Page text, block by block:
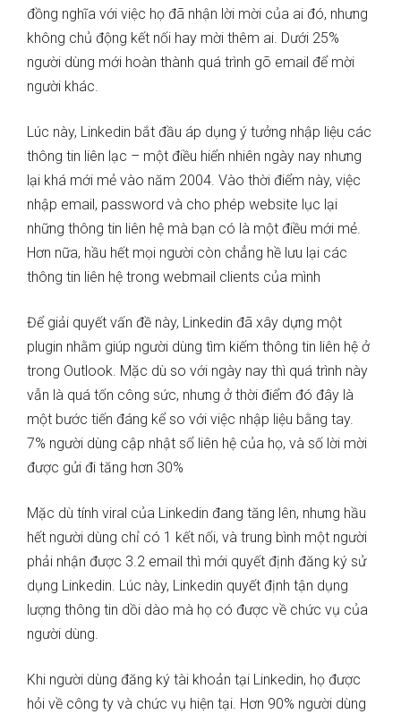
đồng nghĩa với việc họ đã nhận lời mời của ai đó, nhưng
không chủ động kết nối hay mời thêm ai. Dưới 25%
người dùng mới hoàn thành quá trình gõ email để mời
người khác.
Lúc này, Linkedin bắt đầu áp dụng ý tưởng nhập liệu các
thông tin liên lạc – một điều hiển nhiên ngày nay nhưng
lại khá mới mẻ vào năm 2004. Vào thời điểm này, việc
nhập email, password và cho phép website lục lại
những thông tin liên hệ mà bạn có là một điều mới mẻ.
Hơn nữa, hầu hết mọi người còn chẳng hề lưu lại các
thông tin liên hệ trong webmail clients của mình
Để giải quyết vấn đề này, Linkedin đã xây dựng một
plugin nhằm giúp người dùng tìm kiếm thông tin liên hệ ở
trong Outlook. Mặc dù so với ngày nay thì quá trình này
vẫn là quá tốn công sức, nhưng ở thời điểm đó đây là
một bước tiến đáng kể so với việc nhập liệu bằng tay.
7% người dùng cập nhật sổ liên hệ của họ, và số lời mời
được gửi đi tăng hơn 30%
Mặc dù tính viral của Linkedin đang tăng lên, nhưng hầu
hết người dùng chỉ có 1 kết nối, và trung bình một người
phải nhận được 3.2 email thì mới quyết định đăng ký sử
dụng Linkedin. Lúc này, Linkedin quyết định tận dụng
lượng thông tin dồi dào mà họ có được về chức vụ của
người dùng.
Khi người dùng đăng ký tài khoản tại Linkedin, họ được
hỏi về công ty và chức vụ hiện tại. Hơn 90% người dùng